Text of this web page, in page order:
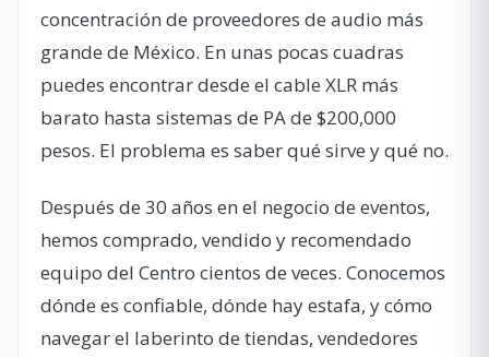
concentración de proveedores de audio más
grande de México. En unas pocas cuadras
puedes encontrar desde el cable XLR más
barato hasta sistemas de PA de $200,000
pesos. El problema es saber qué sirve y qué no.
Después de 30 años en el negocio de eventos,
hemos comprado, vendido y recomendado
equipo del Centro cientos de veces. Conocemos
dónde es confiable, dónde hay estafa, y cómo
navegar el laberinto de tiendas, vendedores